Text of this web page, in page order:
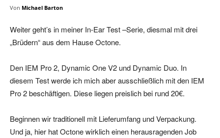
Von Michael Barton
Weiter geht’s in meiner In-Ear Test –Serie, diesmal mit drei
„Brüdern“ aus dem Hause Octone.
Den IEM Pro 2, Dynamic One V2 und Dynamic Duo. In
diesem Test werde ich mich aber ausschließlich mit den IEM
Pro 2 beschäftigen. Diese liegen preislich bei rund 20€.
Beginnen wir traditionell mit Lieferumfang und Verpackung.
Und ja, hier hat Octone wirklich einen herausragenden Job